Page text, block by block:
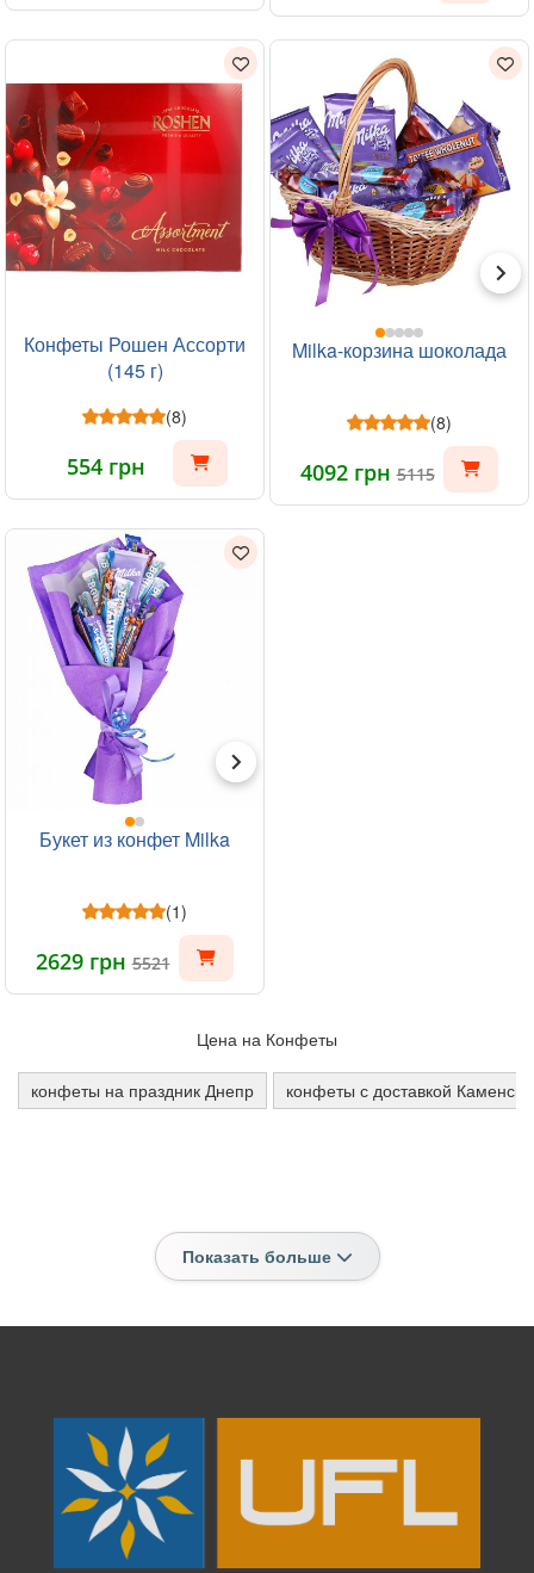
Конфеты Рошен Ассорти
(145 г)
(8)
554 грн
Milka-корзина шоколада
(8)
4092 грн5115
Букет из конфет Milka
(1)
2629 грн5521
Цена на Конфеты
конфеты на праздник Днепр конфеты с доставкой
Показать больше